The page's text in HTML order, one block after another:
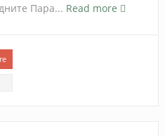
Пара... Read more